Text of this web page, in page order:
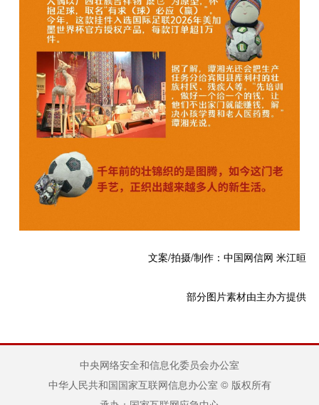
文案/拍摄/制作：中国网信网 米江晅
部分图片素材由主办方提供
中央网络安全和信息化委员会办公室
中华人民共和国国家互联网信息办公室 © 版权所有